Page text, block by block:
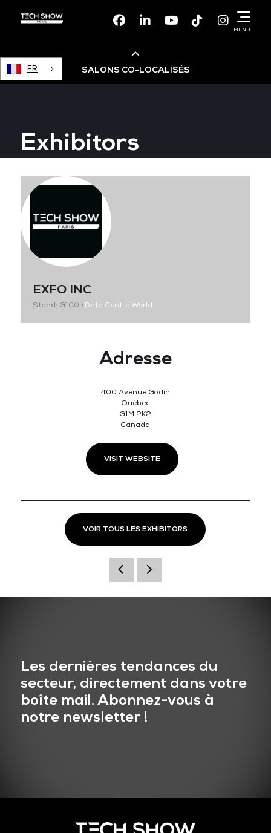
FacebookLinkedinYoutubeTikTok
MENU
FR SALONS CO-LOCALISÉS
Devops Live
Cloud & Cyber Security
Data & AI Leaders Summit
Data Centre World
Exhibitors
EXFO INC
Stand: G100 |Data Centre World
Adresse
400 Avenue Godin
Québec
G1M 2K2
Canada
VISIT WEBSITE
VOIR TOUS LES EXHIBITORS
Les dernières tendances du
secteur, directement dans votre
boîte mail. Abonnez-vous à
notre newsletter !